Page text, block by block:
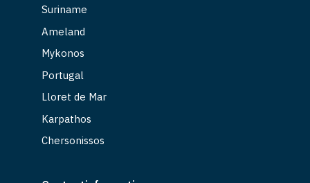
Suriname
Ameland
Mykonos
Portugal
Lloret de Mar
Karpathos
Chersonissos